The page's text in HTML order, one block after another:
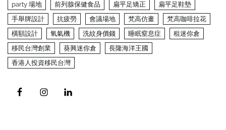
party 場地 前列腺保健食品 扁平足矯正
扁平足鞋墊
手舉牌設計
抗疲勞 會議場地 梵高仿畫
梵高咖啡拉花
橫額設計
氧氣機 洗紋身價錢 睡眠窒息症
租迷你倉
移民台灣創業
葵興迷你倉
長隆海洋王國
香港人投資移民台灣